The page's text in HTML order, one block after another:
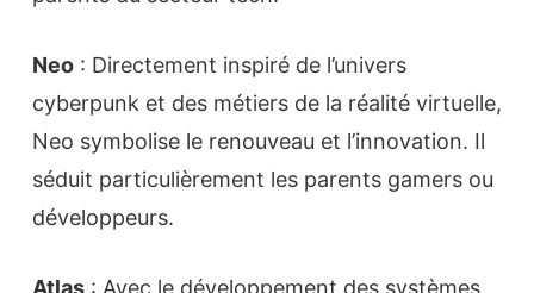
Neo : Directement inspiré de l’univers
cyberpunk et des métiers de la réalité virtuelle,
Neo symbolise le renouveau et l’innovation. Il
séduit particulièrement les parents gamers ou
développeurs.
Atlas : Avec le développement des systèmes